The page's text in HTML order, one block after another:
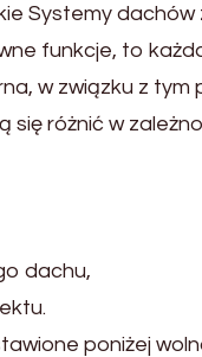
Systemy dachów
funkcje, to
w związku z tym
się różnić w
dachu,
poniżej